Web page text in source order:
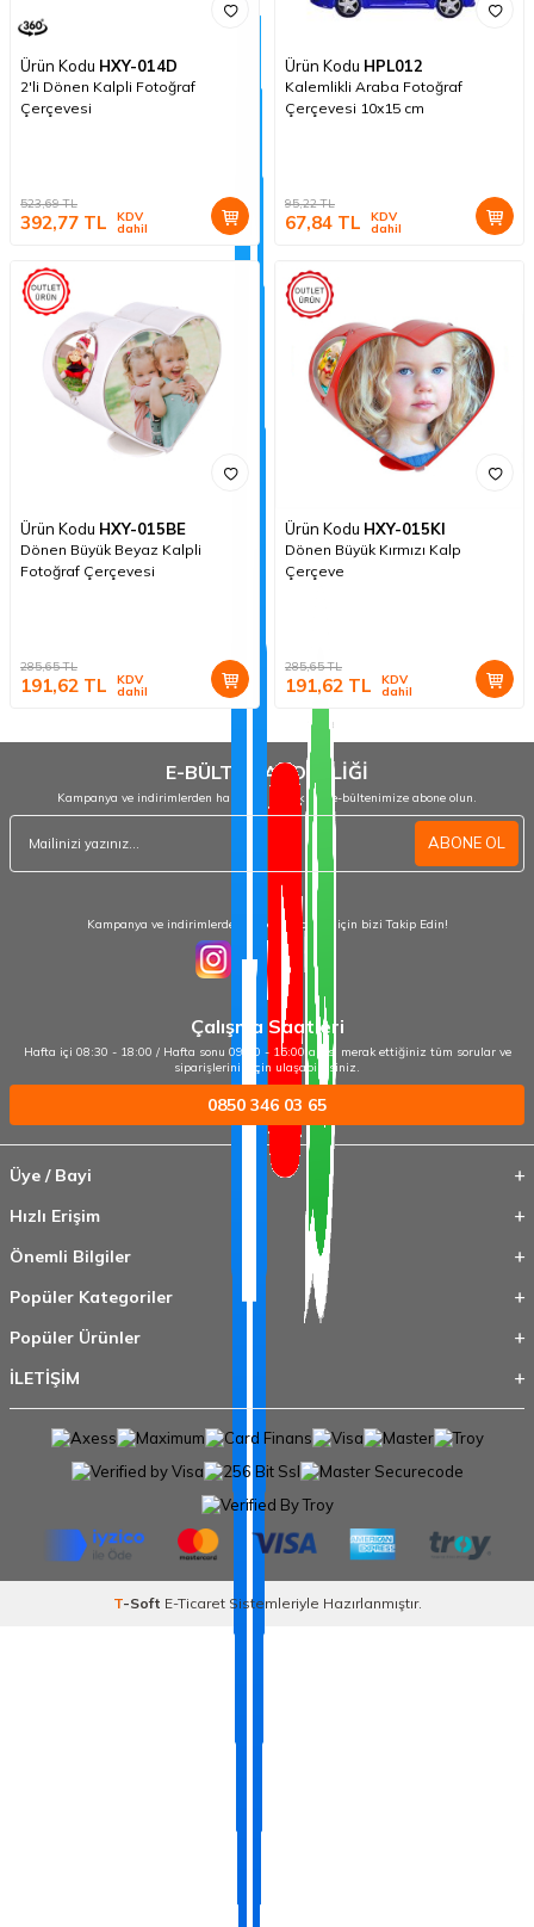
Ürün Kodu HXY-014D
2'li Dönen Kalpli Fotoğraf
Çerçevesi
523,69TL
392,77 TL KDV
dahil
Ürün Kodu HPL012
Kalemlikli Araba Fotoğraf
Çerçevesi 10x15 cm
95,22TL
67,84 TL KDV
dahil
Ürün Kodu HXY-015BE
Dönen Büyük Beyaz Kalpli
Fotoğraf Çerçevesi
285,65TL
191,62 TL KDV
dahil
Ürün Kodu HXY-015KI
Dönen Büyük Kırmızı Kalp
Çerçeve
285,65TL
191,62 TL KDV
dahil
E-BÜLTEN ABONELİĞİ
Kampanya ve indirimlerden haberdar olmak için e-bültenimize abone olun.
ABONE OL
Kampanya ve indirimlerden haberdar olmak için bizi Takip Edin!
Çalışma Saatleri
Hafta içi 08:30 - 18:00 / Hafta sonu 09:00 - 15:00 arası merak ettiğiniz tüm sorular ve
siparişleriniz için ulaşabilirsiniz.
0850 346 03 65
Üye / Bayi
Hızlı Erişim
Önemli Bilgiler
Popüler Kategoriler
Popüler Ürünler
İLETİŞİM
T-Soft E-TicaretSistemleriyle Hazırlanmıştır.